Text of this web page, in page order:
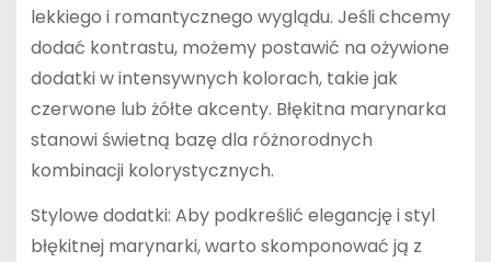
lekkiego i romantycznego wyglądu. Jeśli chcemy
dodać kontrastu, możemy postawić na ożywione
dodatki w intensywnych kolorach, takie jak
czerwone lub żółte akcenty. Błękitna marynarka
stanowi świetną bazę dla różnorodnych
kombinacji kolorystycznych.
Stylowe dodatki: Aby podkreślić elegancję i styl
błękitnej marynarki, warto skomponować ją z